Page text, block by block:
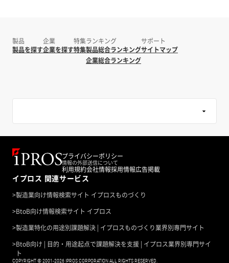
製品
製品を探す
企業
企業を探す
特集
特集
ランキング
製品総合ランキング
企業総合ランキング
サポート
サイトマップ
プライバシーポリシー
情報の外部送信について
利用規約会社情報採用情報広告掲載
イプロス 関連サービス
>製造業向け情報検索サイト イプロスものづくり
>BtoB向け情報検索サイト イプロス
>製造業特化の用途別課題解決 | イプロスものづくり業界別専門サイト
>BtoB向け | 目的・用途起点で課題解決を支援 | イプロス業界別専門サイ
ト
COPYRIGHT © 2001-2026 IPROS CORPORATION ALL RIGHTS RESERVED.